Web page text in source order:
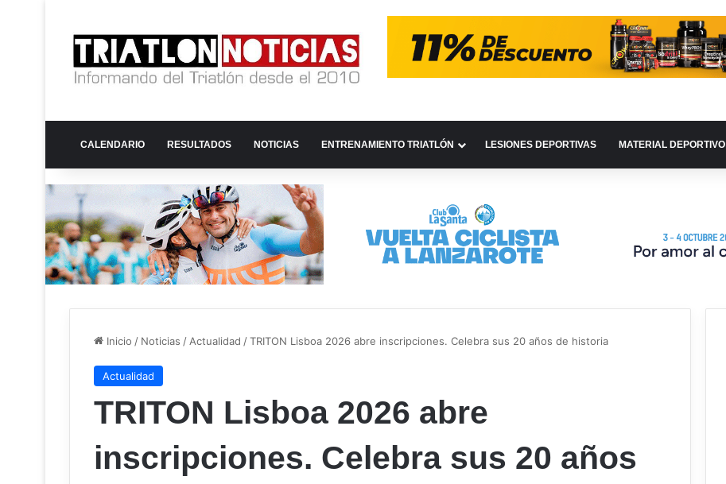
CALENDARIO RESULTADOS NOTICIAS ENTRENAMIENTO TRIATLÓN LESIONES DEPORTIVAS MATERIAL DEPORTIVO
Inicio / Noticias / Actualidad /TRITON Lisboa 2026 abre inscripciones. Celebra sus 20 años de historia
Actualidad
TRITON Lisboa 2026 abre
inscripciones. Celebra sus 20 años